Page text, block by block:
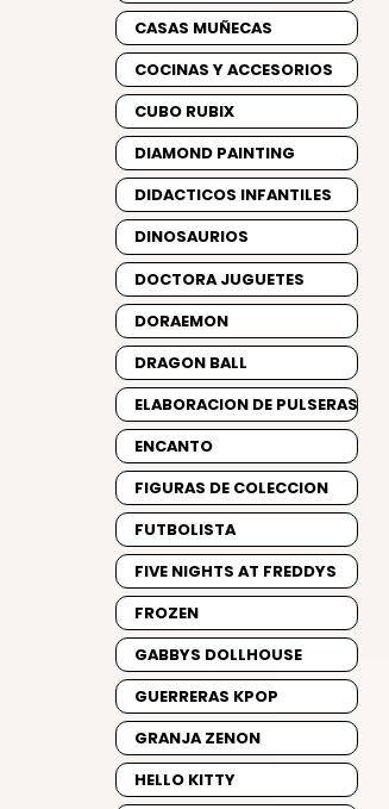
CASAS MUÑECAS
COCINAS Y ACCESORIOS
CUBO RUBIX
DIAMOND PAINTING
DIDACTICOS INFANTILES
DINOSAURIOS
DOCTORA JUGUETES
DORAEMON
DRAGON BALL
ELABORACION DE PULSERAS
ENCANTO
FIGURAS DE COLECCION
FUTBOLISTA
FIVE NIGHTS AT FREDDYS
FROZEN
GABBYS DOLLHOUSE
GUERRERAS KPOP
GRANJA ZENON
HELLO KITTY